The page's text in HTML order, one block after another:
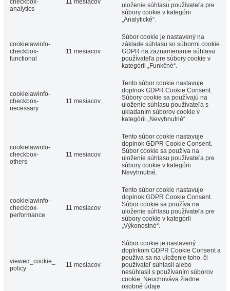
checkbox-
analytics
11 mesiacov
uloženie súhlasu používateľa pre
súbory cookie v kategórii
„Analytické“.
cookielawinfo-
checkbox-
functional
11 mesiacov
Súbor cookie je nastavený na
základe súhlasu so súbormi cookie
GDPR na zaznamenanie súhlasu
používateľa pre súbory cookie v
kategórii „Funkčné“.
cookielawinfo-
checkbox-
necessary
11 mesiacov
Tento súbor cookie nastavuje
doplnok GDPR Cookie Consent.
Súbory cookie sa používajú na
uloženie súhlasu používateľa s
ukladaním súborov cookie v
kategórii „Nevyhnutné“.
cookielawinfo-
checkbox-
others
11 mesiacov
Tento súbor cookie nastavuje
doplnok GDPR Cookie Consent.
Súbor cookie sa používa na
uloženie súhlasu používateľa pre
súbory cookie v kategórii
Nevyhnutné.
cookielawinfo-
checkbox-
performance
11 mesiacov
Tento súbor cookie nastavuje
doplnok GDPR Cookie Consent.
Súbor cookie sa používa na
uloženie súhlasu používateľa pre
súbory cookie v kategórii
„Výkonostné“.
viewed_cookie_
policy
11 mesiacov
Súbor cookie je nastavený
doplnkom GDPR Cookie Consent a
používa sa na uloženie toho, či
používateľ súhlasil alebo
nesúhlasil s používaním súborov
cookie. Neuchováva žiadne
osobné údaje.